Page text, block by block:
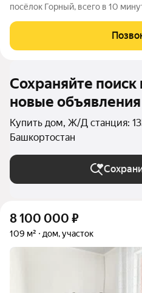
посёлок Горный, всего в 10 минутах
продуктовый магазин
Построенный в 1965 году,
Сохраняйте поиск
новые объявления
Купить дом, Ж/Д станция:
Башкортостан
8 100 000 ₽
109 м² дом, участок